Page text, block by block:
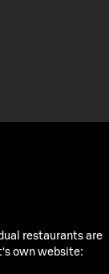
restaurants are
own website: